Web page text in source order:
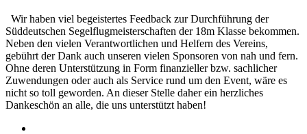
Wir haben viel begeistertes Feedback zur Durchführung der
Süddeutschen Segelflugmeisterschaften der 18m Klasse bekommen.
Neben den vielen Verantwortlichen und Helfern des Vereins,
gebührt der Dank auch unseren vielen Sponsoren von nah und fern.
Ohne deren Unterstützung in Form finanzieller bzw. sachlicher
Zuwendungen oder auch als Service rund um den Event, wäre es
nicht so toll geworden. An dieser Stelle daher ein herzliches
Dankeschön an alle, die uns unterstützt haben!